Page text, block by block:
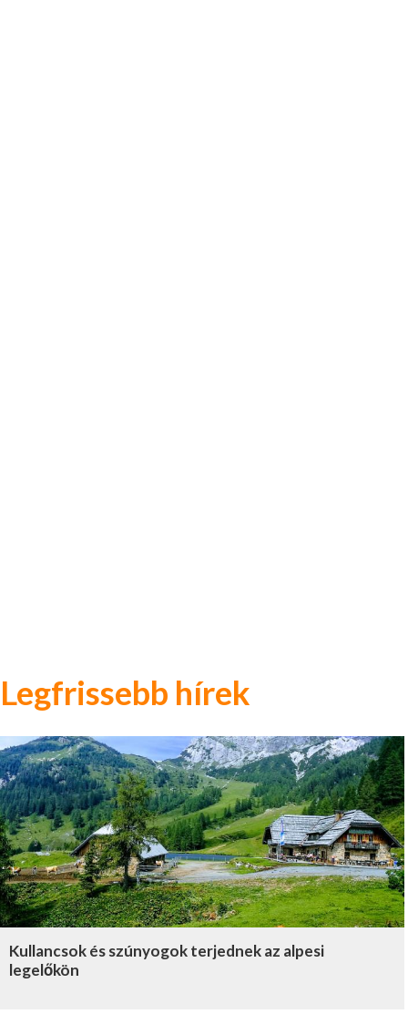
Legfrissebb hírek
Kullancsok és szúnyogok terjednek az alpesi
legelőkön